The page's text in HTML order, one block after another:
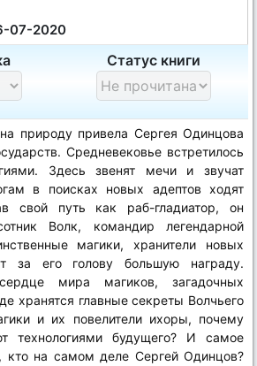
07-2020
Статус книги
природу привела Сергея Одинцова
Средневековье встретилось
Здесь звенят мечи и звучат
в поисках новых адептов ходят
свой путь как раб-гладиатор, он
Волк, командир легендарной
магики, хранители новых
за его голову большую награду.
мира магиков, загадочных
хранятся главные секреты Волчьего
и их повелители ихоры, почему
технологиями будущего? И самое
кто на самом деле Сергей Одинцов?